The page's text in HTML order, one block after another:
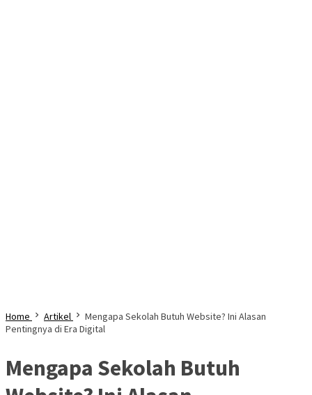
Home Artikel
Mengapa Sekolah Butuh Website? Ini Alasan
Pentingnya di Era Digital
Mengapa Sekolah Butuh